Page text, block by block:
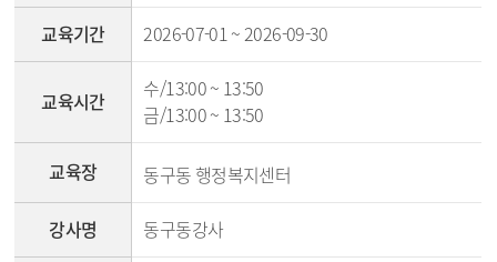
교육기간 2026-07-01 ~ 2026-09-30
교육시간
수/13:00 ~ 13:50
금/13:00 ~ 13:50
교육장 동구동 행정복지센터
강사명 동구동강사